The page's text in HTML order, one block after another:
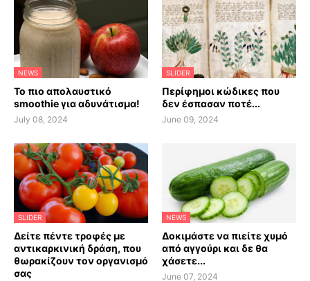
NEWS
Το πιο απολαυστικό
smoothie για αδυνάτισμα!
July 08, 2024
SLIDER
Περίφημοι κώδικες που
δεν έσπασαν ποτέ...
June 09, 2024
SLIDER
Δείτε πέντε τροφές με
αντικαρκινική δράση, που
θωρακίζουν τον οργανισμό
σας
NEWS
Δοκιμάστε να πιείτε χυμό
από αγγούρι και δε θα
χάσετε...
June 07, 2024